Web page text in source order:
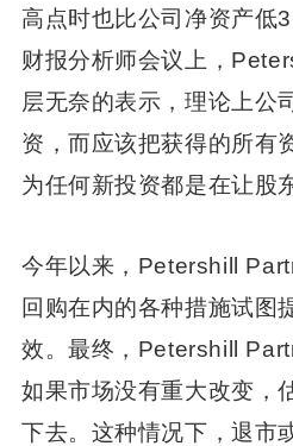
高点时也比公司净资产低
财报分析师会议上，
层无奈的表示，理论上公
资，而应该把获得的所有
为任何新投资都是在让股
今年以来，Petershill
回购在内的各种措施试图
效。最终，Petershill
如果市场没有重大改变，
下去。这种情况下，退市